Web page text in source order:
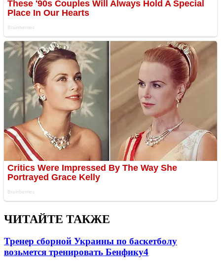
ЧИТАЙТЕ ТАКЖЕ
Тренер сборной Украины по баскетболу
возьмется тренировать Бенфику4